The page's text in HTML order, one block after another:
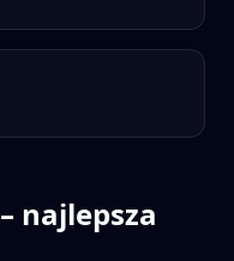
– najlepsza